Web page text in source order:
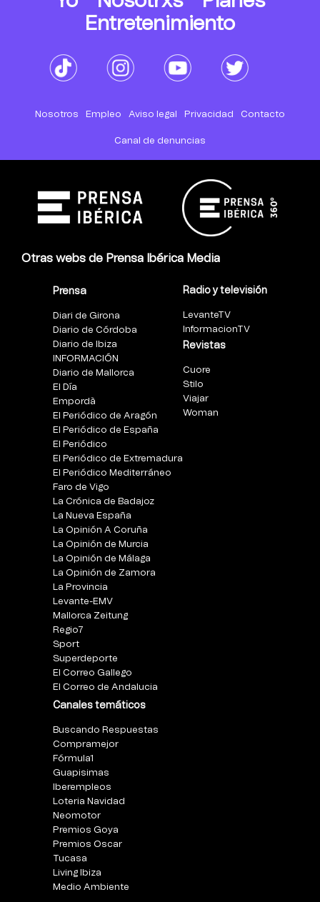
Entretenimiento
Nosotros Empleo Aviso legal Privacidad Contacto
Canal de denuncias
Otras webs de Prensa Ibérica Media
Prensa
Diari de Girona
Diario de Córdoba
Diario de Ibiza
INFORMACIÓN
Diario de Mallorca
El Día
Empordà
El Periódico de Aragón
El Periódico de España
El Periódico
El Periódico de Extremadura
El Periódico Mediterráneo
Faro de Vigo
La Crónica de Badajoz
La Nueva España
La Opinión A Coruña
La Opinión de Murcia
La Opinión de Málaga
La Opinión de Zamora
La Provincia
Levante-EMV
Mallorca Zeitung
Regio7
Sport
Superdeporte
El Correo Gallego
El Correo de Andalucia
Canales temáticos
Buscando Respuestas
Compramejor
Fórmula1
Guapisimas
Iberempleos
Loteria Navidad
Neomotor
Premios Goya
Premios Oscar
Tucasa
Living Ibiza
Medio Ambiente
Radio y televisión
LevanteTV
InformacionTV
Revistas
Cuore
Stilo
Viajar
Woman